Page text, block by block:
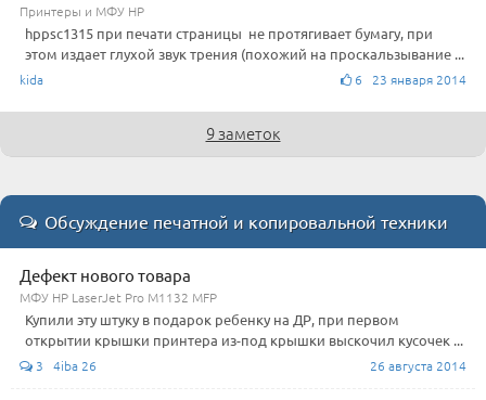
Принтеры и МФУ HP
hppsc1315 при печати страницы не протягивает бумагу, при
этом издает глухой звук трения (похожий на проскальзывание ...
kida 6 23 января 2014
9 заметок
Обсуждение печатной и копировальной техники
Дефект нового товара
МФУ HP LaserJet Pro M1132 MFP
Купили эту штуку в подарок ребенку на ДР, при первом
открытии крышки принтера из-под крышки выскочил кусочек ...
3 4iba 26 26 августа 2014